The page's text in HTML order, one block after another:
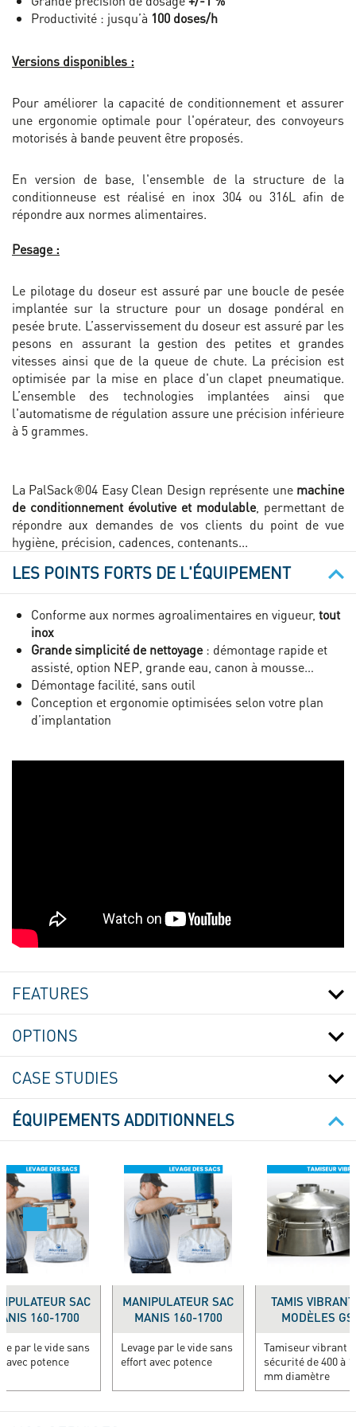
Productivité : jusqu’à 100 doses/h
Versions disponibles :
Pour améliorer la capacité de conditionnement et assurer
une ergonomie optimale pour l'opérateur, des convoyeurs
motorisés à bande peuvent être proposés.
En version de base, l'ensemble de la structure de la
conditionneuse est réalisé en inox 304 ou 316L afin de
répondre aux normes alimentaires.
Pesage :
Le pilotage du doseur est assuré par une boucle de pesée
implantée sur la structure pour un dosage pondéral en
pesée brute. L’asservissement du doseur est assuré par les
pesons en assurant la gestion des petites et grandes
vitesses ainsi que de la queue de chute. La précision est
optimisée par la mise en place d'un clapet pneumatique.
L’ensemble des technologies implantées ainsi que
l'automatisme de régulation assure une précision inférieure
à 5 grammes.
La PalSack®04 Easy Clean Design représente unemachine
de conditionnement évolutive et modulable, permettant de
répondre aux demandes de vos clients du point de vue
hygiène, précision, cadences, contenants...
LES POINTS FORTS DE L'ÉQUIPEMENT
Conforme aux normes agroalimentaires en vigueur, tout
inox
Grande simplicité de nettoyage: démontage rapide et
assisté, option NEP, grande eau, canon à mousse…
Démontage facilité, sans outil
Conception et ergonomie optimisées selon votre plan
d’implantation
REMPLISSEUSE
DE
SACS
-
DOSEUR
FEATURES
OPTIONS
CASE STUDIES
ÉQUIPEMENTS ADDITIONNELS
SAC
160-1700
par le vide sans
avec potence
MANIPULATEUR SAC
MANIS 160-1700
Levage par le vide sans
effort avec potence
TAMIS
MODÈLES
Tamiseur vibrant
sécurité de 400 à
mm diamètre